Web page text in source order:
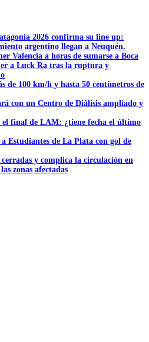
2026 confirma su line up:
argentino llegan a Neuquén.
Valencia a horas de sumarse a Boca
a Luck Ra tras la ruptura y
de 100 km/h y hasta 50 centímetros de
con un Centro de Diálisis ampliado y
final de LAM: ¿tiene fecha el último
Estudiantes de La Plata con gol de
y complica la circulación en
zonas afectadas